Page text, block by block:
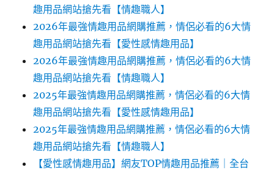
趣用品網站搶先看【情趣職人】
2026年最強情趣用品網購推薦，情侶必看的6大情
趣用品網站搶先看【愛性感情趣用品】
2026年最強情趣用品網購推薦，情侶必看的6大情
趣用品網站搶先看【情趣職人】
2025年最強情趣用品網購推薦，情侶必看的6大情
趣用品網站搶先看【愛性感情趣用品】
2025年最強情趣用品網購推薦，情侶必看的6大情
趣用品網站搶先看【情趣職人】
【愛性感情趣用品】網友TOP情趣用品推薦｜全台